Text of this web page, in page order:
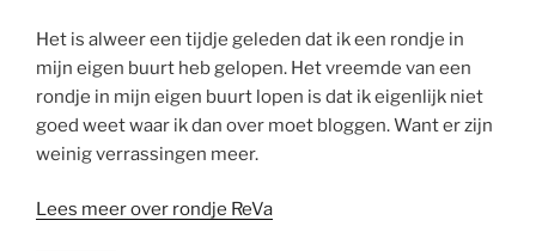
Het is alweer een tijdje geleden dat ik een rondje in
mijn eigen buurt heb gelopen. Het vreemde van een
rondje in mijn eigen buurt lopen is dat ik eigenlijk niet
goed weet waar ik dan over moet bloggen. Want er zijn
weinig verrassingen meer.
Lees meer over rondje ReVa